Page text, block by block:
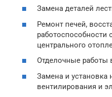
Замена деталей
Ремонт печей,
работоспособности
центрального
Отделочные работы
Замена и установка
вентилирования и